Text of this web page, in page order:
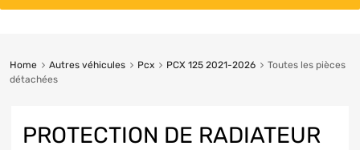
Home Autres véhicules Pcx PCX 125 2021-2026
Toutes les pièces
détachées
PROTECTION DE RADIATEUR